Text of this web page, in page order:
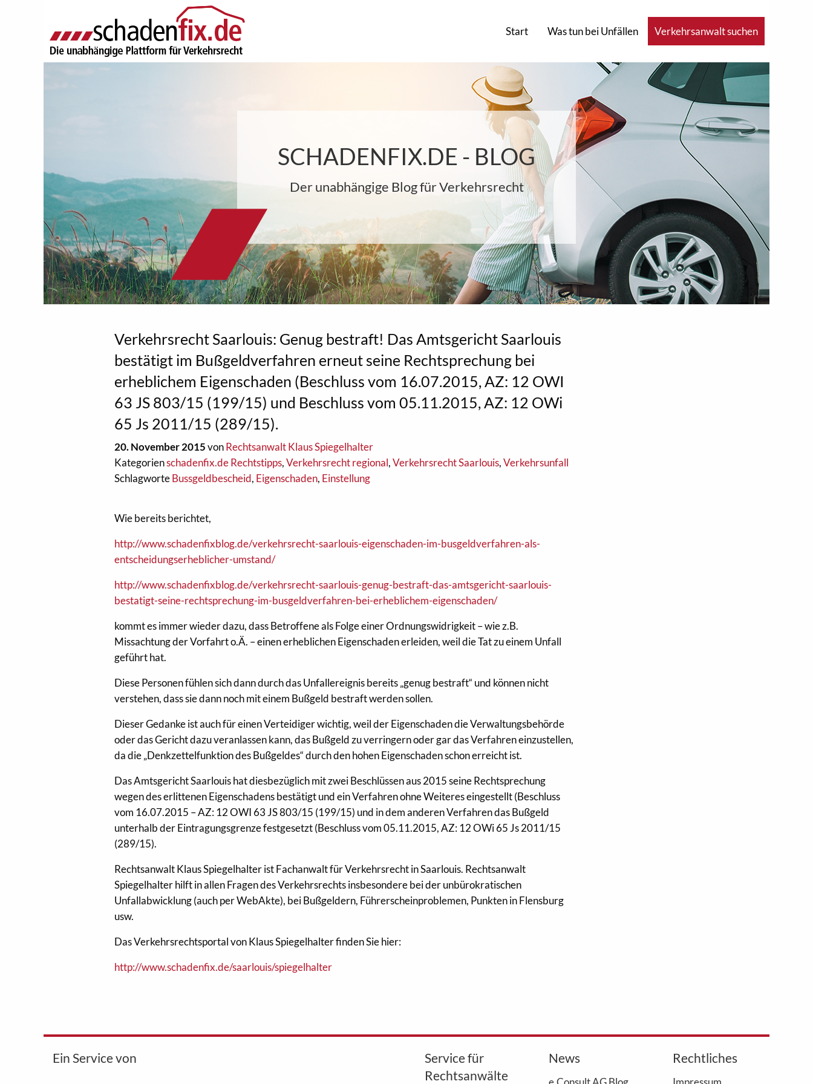
Start Was tun bei Unfällen Verkehrsanwalt suchen
SCHADENFIX.DE - BLOG
Der unabhängige Blog für Verkehrsrecht
Verkehrsrecht Saarlouis: Genug bestraft! Das Amtsgericht Saarlouis
bestätigt im Bußgeldverfahren erneut seine Rechtsprechung bei
erheblichem Eigenschaden (Beschluss vom 16.07.2015, AZ: 12 OWI
63 JS 803/15 (199/15) und Beschluss vom 05.11.2015, AZ: 12 OWi
65 Js 2011/15 (289/15).
20. November 2015vonRechtsanwalt Klaus Spiegelhalter
Kategorienschadenfix.de Rechtstipps,Verkehrsrecht regional,Verkehrsrecht Saarlouis,Verkehrsunfall
SchlagworteBussgeldbescheid, Eigenschaden, Einstellung
Wie bereits berichtet,
http://www.schadenfixblog.de/verkehrsrecht-saarlouis-eigenschaden-im-busgeldverfahren-als-
entscheidungserheblicher-umstand/
http://www.schadenfixblog.de/verkehrsrecht-saarlouis-genug-bestraft-das-amtsgericht-saarlouis-
bestatigt-seine-rechtsprechung-im-busgeldverfahren-bei-erheblichem-eigenschaden/
kommt es immer wieder dazu, dass Betroffene als Folge einer Ordnungswidrigkeit – wie z.B.
Missachtung der Vorfahrt o.Ä. – einen erheblichen Eigenschaden erleiden, weil die Tat zu einem Unfall
geführt hat.
Diese Personen fühlen sich dann durch das Unfallereignis bereits „genug bestraft“ und können nicht
verstehen, dass sie dann noch mit einem Bußgeld bestraft werden sollen.
Dieser Gedanke ist auch für einen Verteidiger wichtig, weil der Eigenschaden die Verwaltungsbehörde
oder das Gericht dazu veranlassen kann, das Bußgeld zu verringern oder gar das Verfahren einzustellen,
da die „Denkzettelfunktion des Bußgeldes“ durch den hohen Eigenschaden schon erreicht ist.
Das Amtsgericht Saarlouis hat diesbezüglich mit zwei Beschlüssen aus 2015 seine Rechtsprechung
wegen des erlittenen Eigenschadens bestätigt und ein Verfahren ohne Weiteres eingestellt (Beschluss
vom 16.07.2015 – AZ: 12 OWI 63 JS 803/15 (199/15) und in dem anderen Verfahren das Bußgeld
unterhalb der Eintragungsgrenze festgesetzt (Beschluss vom 05.11.2015, AZ: 12 OWi 65 Js 2011/15
(289/15).
Rechtsanwalt Klaus Spiegelhalter ist Fachanwalt für Verkehrsrecht in Saarlouis. Rechtsanwalt
Spiegelhalter hilft in allen Fragen des Verkehrsrechts insbesondere bei der unbürokratischen
Unfallabwicklung (auch per WebAkte), bei Bußgeldern, Führerscheinproblemen, Punkten in Flensburg
usw.
Das Verkehrsrechtsportal von Klaus Spiegelhalter finden Sie hier:
http://www.schadenfix.de/saarlouis/spiegelhalter
Ein Service von
Service für
Rechtsanwälte
News Rechtliches